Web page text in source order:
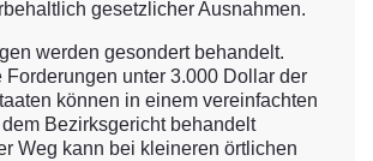
gesetzlicher Ausnahmen.
werden gesondert behandelt.
unter 3.000 Dollar der
können in einem vereinfachten
Bezirksgericht behandelt
Weg kann bei kleineren örtlichen